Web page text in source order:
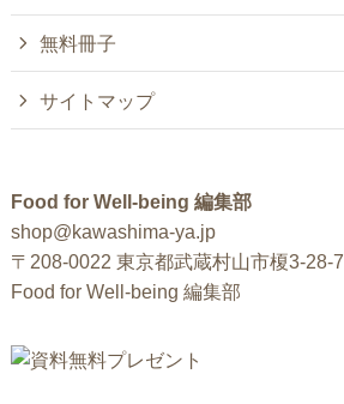
無料冊子
サイトマップ
Food for Well-being 編集部
shop@kawashima-ya.jp
〒208-0022 東京都武蔵村山市榎3-28-7
Food for Well-being 編集部